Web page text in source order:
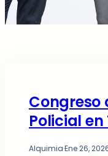
Congreso
Policial en
Alquimia·Ene 26,